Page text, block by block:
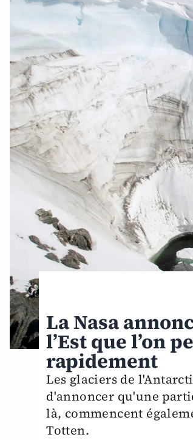
La Nasa
l’Est que l’on
rapidement
Les glaciers de
d'annoncer qu'une
là, commencent
Totten.